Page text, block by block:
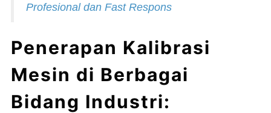
Profesional dan Fast Respons
Penerapan Kalibrasi
Mesin di Berbagai
Bidang Industri: